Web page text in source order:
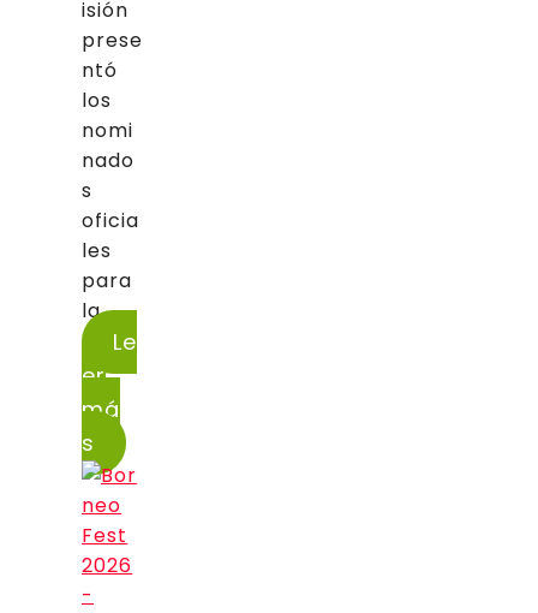
isión
prese
ntó
los
nomi
nado
s
oficia
les
para
la...
Le
er
má
s